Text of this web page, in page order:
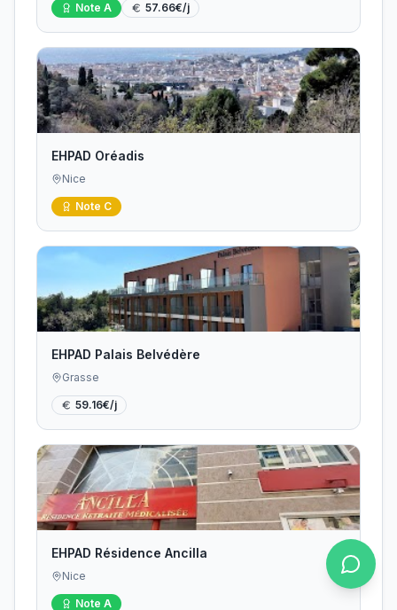
Note A 57.66€/j
EHPAD Oréadis
Nice
Note C
EHPAD Palais Belvédère
Grasse
59.16€/j
EHPAD Résidence Ancilla
Nice
Note A